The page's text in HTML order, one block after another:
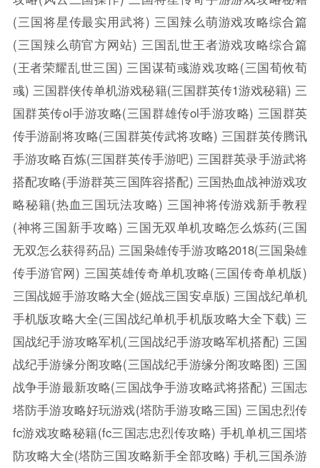
(三国将星传最实用武将) 三国辣么萌游戏攻略综合篇
(三国辣么萌官方网站) 三国乱世王者游戏攻略综合篇
(王者荣耀乱世三国) 三国谋荀彧游戏攻略(三国荀攸荀
彧) 三国群侠传单机游戏秘籍(三国群英传1游戏秘籍) 三
国群英传ol手游攻略(三国群雄传ol手游攻略) 三国群英
传手游副将攻略(三国群英传武将攻略) 三国群英传腾讯
手游攻略百炼(三国群英传手游吧) 三国群英录手游武将
搭配攻略(手游群英三国阵容搭配) 三国热血战神游戏攻
略秘籍(热血三国玩法攻略) 三国神将传游戏新手教程
(神将三国新手攻略) 三国无双单机攻略怎么炼药(三国
无双怎么获得药品) 三国枭雄传手游攻略2018(三国枭雄
传手游官网) 三国英雄传奇单机攻略(三国传奇单机版)
三国战姬手游攻略大全(姬战三国安卓版) 三国战纪单机
手机版攻略大全(三国战纪单机手机版攻略大全下载) 三
国战纪手游攻略军机(三国战纪手游攻略军机搭配) 三国
战纪手游缘分阁攻略(三国战纪手游缘分阁攻略图) 三国
战争手游最新攻略(三国战争手游攻略武将搭配) 三国志
塔防手游攻略好玩游戏(塔防手游攻略三国) 三国忠烈传
fc游戏攻略秘籍(fc三国志忠烈传攻略) 手机单机三国塔
防攻略大全(塔防三国攻略新手全部攻略) 手机三国杀游